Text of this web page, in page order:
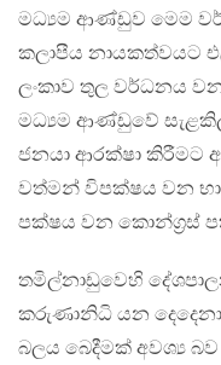
මධ්‍යම ආණ්ඩුව මෙම
කලාපීය නායකත්වයට
ලංකාව තුල වර්ධනය
මධ්‍යම ආණ්ඩුවේ
ජනයා ආරක්ෂා කිරීමට
වත්මන් විපක්ෂය වන
පක්ෂය වන කොන්ග්‍රස්
තමිල්නාඩුවෙහි
කරුණානිධි යන
බලය බෙදීමක් අවශ්‍ය